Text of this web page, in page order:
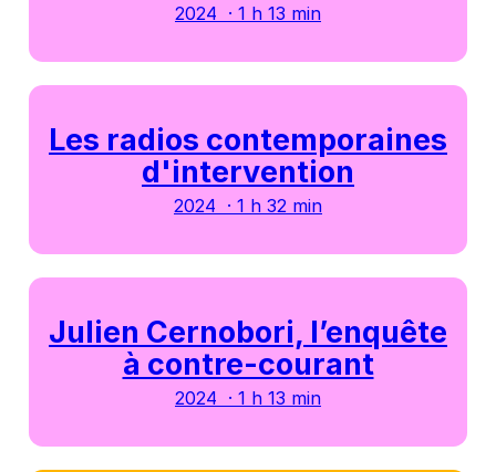
2024 · 1 h 13 min
Les radios contemporaines
d'intervention
2024 · 1 h 32 min
Julien Cernobori, l’enquête
à contre-courant
2024 · 1 h 13 min